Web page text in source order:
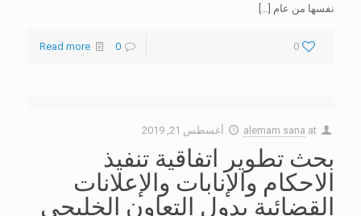
نفسها من عام […]
0
0
Read more
alemam sana at أغسطس 21, 2019
بحث تطوير اتفاقية تنفيذ
الاحكام والإنابات والإعلانات
القضائية بدول التعاون الخليجي